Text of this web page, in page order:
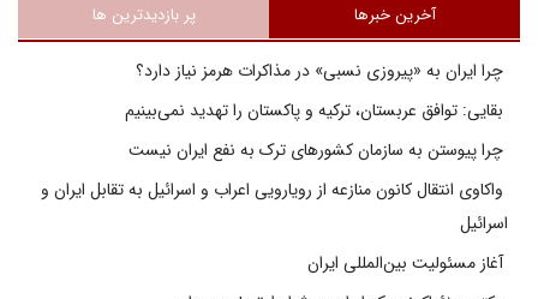
آخرین خبرها پر بازدیدترین ها
چرا ایران به «پیروزی نسبی» در مذاکرات هرمز نیاز دارد؟
بقایی: توافق عربستان، ترکیه و پاکستان را تهدید نمی‌بینیم
چرا پیوستن به سازمان کشورهای ترک به نفع ایران نیست
واکاوی انتقال کانون منازعه از رویارویی اعراب و اسرائیل به تقابل ایران و
اسرائیل
آغاز مسئولیت بین‌المللی ایران